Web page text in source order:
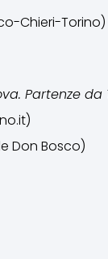
Chieri-Torino)
Partenze
Don Bosco)